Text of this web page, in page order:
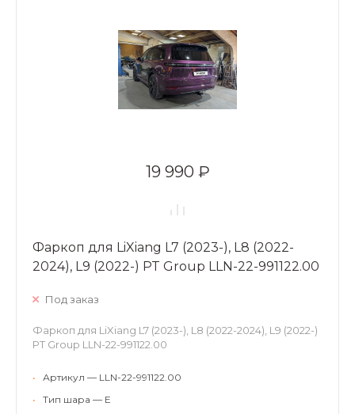
19 990 ₽
Фаркоп для LiXiang L7 (2023-), L8 (2022-
2024), L9 (2022-) PT Group LLN-22-991122.00
Под заказ
Фаркоп для LiXiang L7 (2023-), L8 (2022-2024), L9 (2022-)
PT Group LLN-22-991122.00
•
Артикул — LLN-22-991122.00
•
Тип шара — E